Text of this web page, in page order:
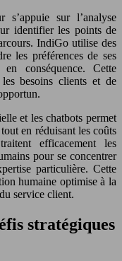
s’appuie sur l’analyse
identifier les points de
IndiGo utilise des
les préférences de ses
en conséquence. Cette
besoins clients et de
et les chatbots permet
en réduisant les coûts
efficacement les
pour se concentrer
particulière. Cette
humaine optimise à la
service client.
stratégiques